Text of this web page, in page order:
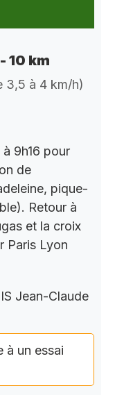
10 km
3,5 à 4 km/h)
9h16 pour
de
pique-
Retour à
et la croix
Paris Lyon
Jean-Claude
à un essai